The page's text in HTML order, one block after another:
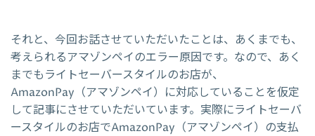
それと、今回お話させていただいたことは、あくまでも、
考えられるアマゾンペイのエラー原因です。なので、あく
までもライトセーバースタイルのお店が、
AmazonPay（アマゾンペイ）に対応していることを仮定
して記事にさせていただいています。実際にライトセーバ
ースタイルのお店でAmazonPay（アマゾンペイ）の支払